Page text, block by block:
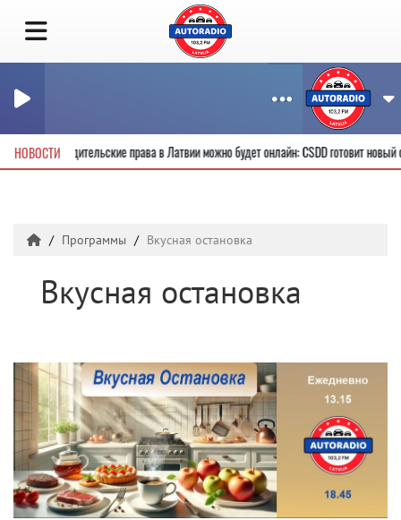
НОВОСТИ
новые водительские права в Латвии можно будет онлайн: CSDD готовит
Программы Вкусная остановка
Вкусная остановка